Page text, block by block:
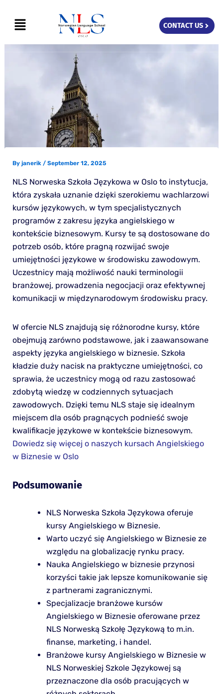
content
Menu CONTACT US
By janerik / September 12, 2025
NLS Norweska Szkoła Językowa w Oslo to instytucja,
która zyskała uznanie dzięki szerokiemu wachlarzowi
kursów językowych, w tym specjalistycznych
programów z zakresu języka angielskiego w
kontekście biznesowym. Kursy te są dostosowane do
potrzeb osób, które pragną rozwijać swoje
umiejętności językowe w środowisku zawodowym.
Uczestnicy mają możliwość nauki terminologii
branżowej, prowadzenia negocjacji oraz efektywnej
komunikacji w międzynarodowym środowisku pracy.
W ofercie NLS znajdują się różnorodne kursy, które
obejmują zarówno podstawowe, jak i zaawansowane
aspekty języka angielskiego w biznesie. Szkoła
kładzie duży nacisk na praktyczne umiejętności, co
sprawia, że uczestnicy mogą od razu zastosować
zdobytą wiedzę w codziennych sytuacjach
zawodowych. Dzięki temu NLS staje się idealnym
miejscem dla osób pragnących podnieść swoje
kwalifikacje językowe w kontekście biznesowym.
Dowiedz się więcej o naszych kursach Angielskiego
w Biznesie w Oslo
Podsumowanie
NLS Norweska Szkoła Językowa oferuje
kursy Angielskiego w Biznesie.
Warto uczyć się Angielskiego w Biznesie ze
względu na globalizację rynku pracy.
Nauka Angielskiego w biznesie przynosi
korzyści takie jak lepsze komunikowanie się
z partnerami zagranicznymi.
Specjalizacje branżowe kursów
Angielskiego w Biznesie oferowane przez
NLS Norweską Szkołę Językową to m.in.
finanse, marketing, i handel.
Branżowe kursy Angielskiego w Biznesie w
NLS Norweskiej Szkole Językowej są
przeznaczone dla osób pracujących w